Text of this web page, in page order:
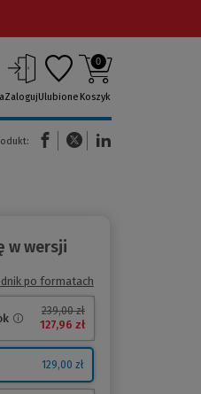
ZalogujUlubione
0
Koszyk
(Nowe okno)(Link do innej strony)
w wersji
po formatach
239,00 zł
127,96 zł
129,00 zł